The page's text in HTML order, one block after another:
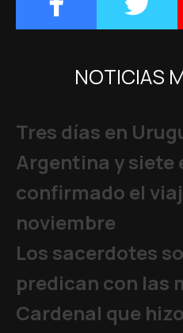
NOTICIAS
Tres días en
Argentina y siete
confirmado el
noviembre
Los sacerdotes
predican con las
Cardenal que